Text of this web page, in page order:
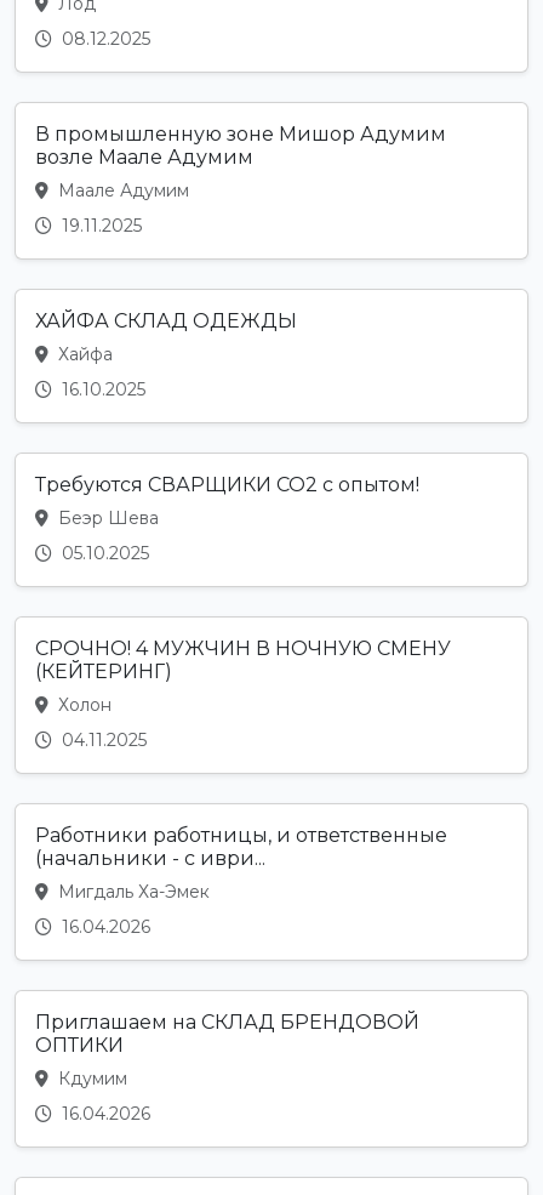
08.12.2025
В промышленную зоне Мишор Адумим
возле Маале Адумим
Маале Адумим
19.11.2025
ХАЙФА СКЛАД ОДЕЖДЫ
Хайфа
16.10.2025
Требуются СВАРЩИКИ CO2 с опытом!
Беэр Шева
05.10.2025
СРОЧНО! 4 МУЖЧИН В НОЧНУЮ СМЕНУ
(КЕЙТЕРИНГ)
Холон
04.11.2025
Работники работницы, и ответственные
(начальники - с иври...
Мигдаль Ха-Эмек
16.04.2026
Приглашаем на СКЛАД БРЕНДОВОЙ
ОПТИКИ
Кдумим
16.04.2026